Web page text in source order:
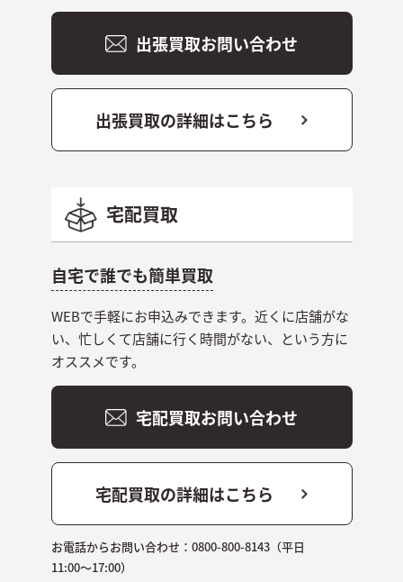
出張買取お問い合わせ
出張買取の詳細はこちら
宅配買取
自宅で誰でも簡単買取
WEBで手軽にお申込みできます。近くに店舗がな
い、忙しくて店舗に行く時間がない、という方に
オススメです。
宅配買取お問い合わせ
宅配買取の詳細はこちら
お電話からお問い合わせ： 0800-800-8143（平日
11:00〜17:00）